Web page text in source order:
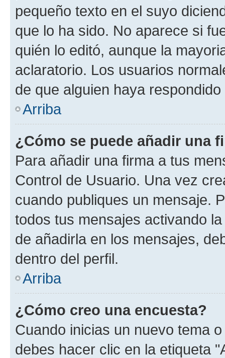
pequeño texto en el suyo
que lo ha sido. No aparece si
quién lo editó, aunque la
aclaratorio. Los usuarios
de que alguien haya
Arriba
¿Cómo se puede añadir una
Para añadir una firma a tus
Control de Usuario. Una vez
cuando publiques un mensaje.
todos tus mensajes activando
de añadirla en los mensajes,
dentro del perfil.
Arriba
¿Cómo creo una encuesta?
Cuando inicias un nuevo tema
debes hacer clic en la etiqueta